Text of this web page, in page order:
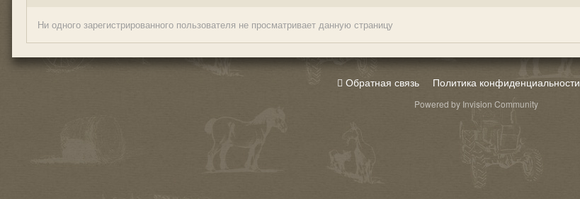
Ни одного зарегистрированного пользователя не просматривает данную страницу
Обратная связь Политика конфиденциальности
Powered by Invision Community